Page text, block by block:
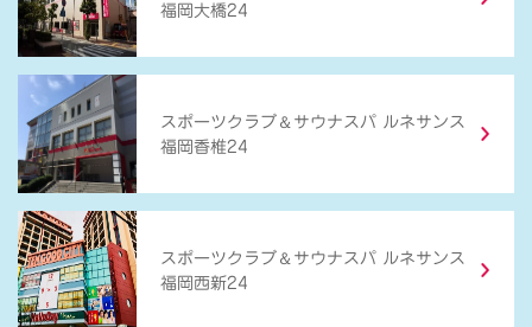
福岡大橋24
スポーツクラブ ＆ サウナスパ ルネサンス
福岡香椎24
スポーツクラブ ＆ サウナスパ ルネサンス
福岡西新24